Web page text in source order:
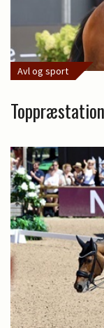
Avl og sport